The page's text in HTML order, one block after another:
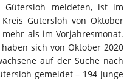
meldeten, ist im
Gütersloh von Oktober
als im Vorjahresmonat.
sich von Oktober 2020
auf der Suche nach
gemeldet – 194 junge